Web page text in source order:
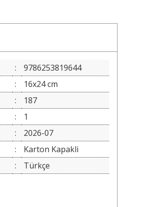
:
9786253819644
:
16x24 cm
:
187
:
1
:
2026-07
:
Karton Kapakli
: Türkçe